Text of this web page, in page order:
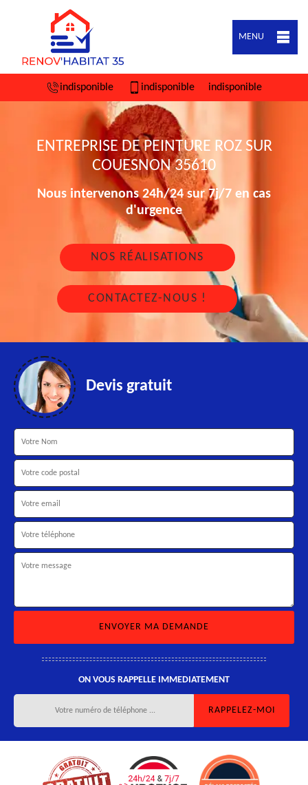
MENU
indisponible indisponible indisponible
ENTREPRISE DE PEINTURE ROZ SUR
COUESNON 35610
Nous intervenons 24h/24 sur 7j/7 en cas
d'urgence
NOS RÉALISATIONS
CONTACTEZ-NOUS !
Devis gratuit
ON VOUS RAPPELLE IMMEDIATEMENT